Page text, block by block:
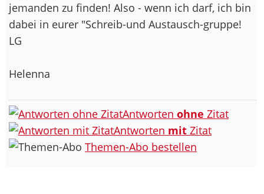
jemanden zu finden! Also - wenn ich darf, ich bin
dabei in eurer "Schreib-und Austausch-gruppe!
LG
Helenna
Antworten ohne Zitat
Antworten mit Zitat
Themen-Abo bestellen